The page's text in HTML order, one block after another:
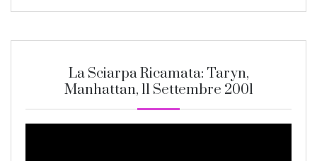
La Sciarpa Ricamata: Taryn,
Manhattan, 11 Settembre 2001